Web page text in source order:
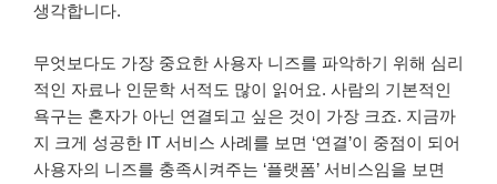
생각합니다.
무엇보다도 가장 중요한 사용자 니즈를 파악하기 위해 심리
적인 자료나 인문학 서적도 많이 읽어요. 사람의 기본적인
욕구는 혼자가 아닌 연결되고 싶은 것이 가장 크죠. 지금까
지 크게 성공한 IT 서비스 사례를 보면 ‘연결’이 중점이 되어
사용자의 니즈를 충족시켜주는 ‘플랫폼’ 서비스임을 보면